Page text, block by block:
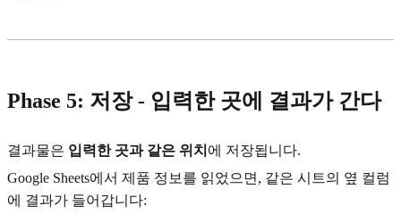
Phase 5: 저장 - 입력한 곳에 결과가 간다
결과물은 입력한 곳과 같은 위치 에 저장됩니다.
Google Sheets에서 제품 정보를 읽었으면, 같은 시트의 옆 컬럼
에 결과가 들어갑니다: